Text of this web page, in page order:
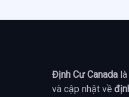
Định Cư Canada
và cập nhật về